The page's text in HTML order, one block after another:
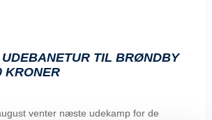
TIL BRØNDBY
KRONER
venter næste udekamp for de